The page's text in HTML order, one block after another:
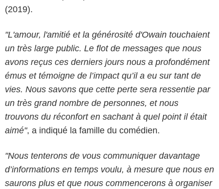
(2019).
"L'amour, l'amitié et la générosité d'Owain touchaient
un très large public. Le flot de messages que nous
avons reçus ces derniers jours nous a profondément
émus et témoigne de l’impact qu’il a eu sur tant de
vies. Nous savons que cette perte sera ressentie par
un très grand nombre de personnes, et nous
trouvons du réconfort en sachant à quel point il était
aimé", a indiqué la famille du comédien.
"Nous tenterons de vous communiquer davantage
d’informations en temps voulu, à mesure que nous en
saurons plus et que nous commencerons à organiser